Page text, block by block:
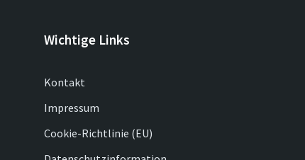
Wichtige Links
Kontakt
Impressum
Cookie-Richtlinie (EU)